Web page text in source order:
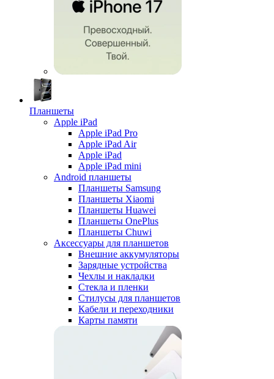
Планшеты
Apple iPad
Apple iPad Pro
Apple iPad Air
Apple iPad
Apple iPad mini
Android планшеты
Планшеты Samsung
Планшеты Xiaomi
Планшеты Huawei
Планшеты OnePlus
Планшеты Chuwi
Аксессуары для планшетов
Внешние аккумуляторы
Зарядные устройства
Чехлы и накладки
Стекла и пленки
Стилусы для планшетов
Кабели и переходники
Карты памяти